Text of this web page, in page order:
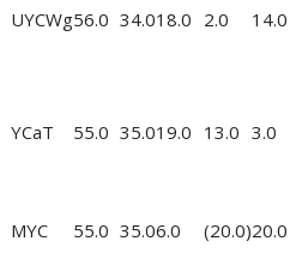
UYCWg56.0 34.018.0 2.0 14.0
YCaT
55.0 35.019.0 13.0 3.0
MYC
55.0 35.06.0 (20.0)20.0